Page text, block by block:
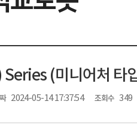
(미니어처 타
2024-05-14 17:37:54 조회수 349